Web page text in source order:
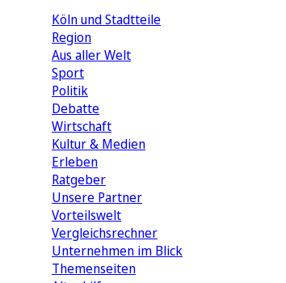
Köln und Stadtteile
Region
Aus aller Welt
Sport
Politik
Debatte
Wirtschaft
Kultur & Medien
Erleben
Ratgeber
Unsere Partner
Vorteilswelt
Vergleichsrechner
Unternehmen im Blick
Themenseiten